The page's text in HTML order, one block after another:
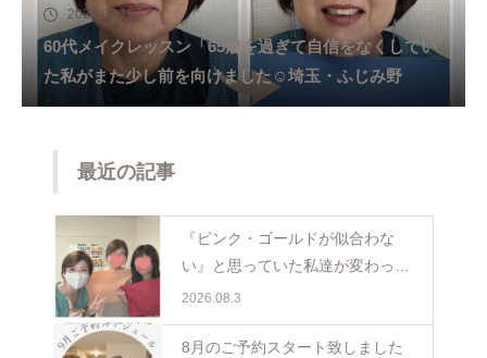
2026.07.15
60代メイクレッスン「65歳を過ぎて自信をなくしてい
た私がまた少し前を向けました☺️埼玉・ふじみ野
最近の記事
『ピンク・ゴールドが似合わな
い』と思っていた私達が変わった
日。親子で体験パーソナルカラー
2026.08.3
8月のご予約スタート致しました